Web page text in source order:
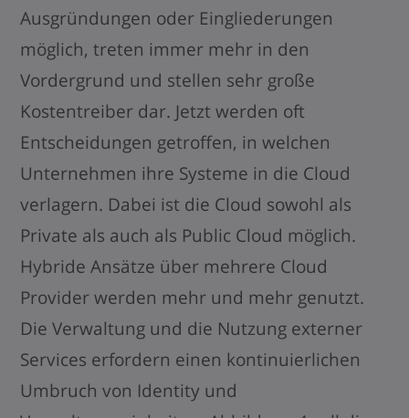
Ausgründungen oder Eingliederungen
möglich, treten immer mehr in den
Vordergrund und stellen sehr große
Kostentreiber dar. Jetzt werden oft
Entscheidungen getroffen, in welchen
Unternehmen ihre Systeme in die Cloud
verlagern. Dabei ist die Cloud sowohl als
Private als auch als Public Cloud möglich.
Hybride Ansätze über mehrere Cloud
Provider werden mehr und mehr genutzt.
Die Verwaltung und die Nutzung externer
Services erfordern einen kontinuierlichen
Umbruch von Identity und